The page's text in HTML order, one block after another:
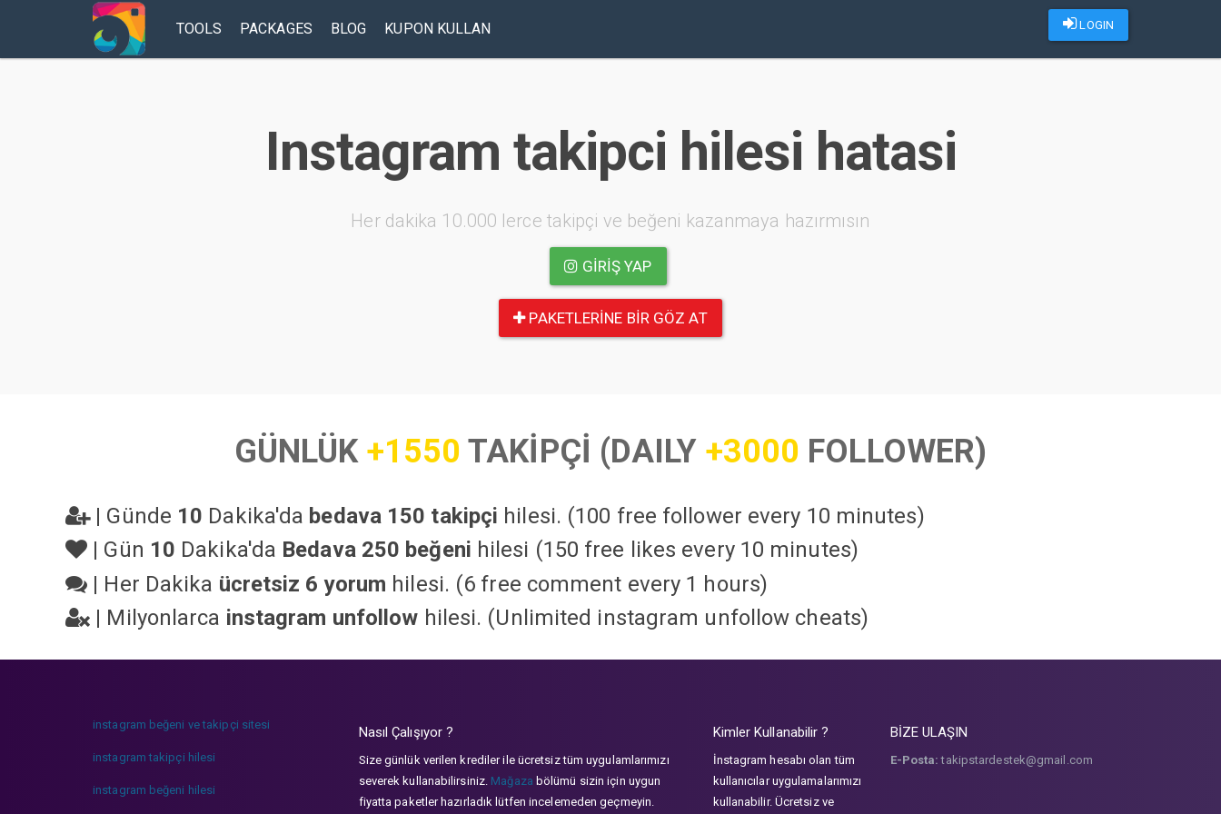
LOGIN
TOOLS PACKAGES BLOG KUPON KULLAN
Instagram takipci hilesi hatasi
Her dakika 10.000 lerce takipçi ve beğeni kazanmaya hazırmısın
GIRIŞ YAP
PAKETLERINE BIR GÖZ AT
GÜNLÜK +1550 TAKİPÇİ (DAILY +3000 FOLLOWER)
| Günde 10 Dakika'da bedava 150 takipçi hilesi. (100 free follower every 10 minutes)
| Gün 10 Dakika'da Bedava 250 beğeni hilesi (150 free likes every 10 minutes)
| Her Dakika ücretsiz 6 yorum hilesi. (6 free comment every 1 hours)
| Milyonlarca instagram unfollow hilesi. (Unlimited instagram unfollow cheats)
instagram beğeni ve takipçi sitesi
instagram takipçi hilesi
instagram beğeni hilesi
Nasıl Çalışıyor ?
Size günlük verilen krediler ile ücretsiz tüm uygulamlarımızı
severek kullanabilirsiniz. Mağaza bölümü sizin için uygun
fiyatta paketler hazırladık lütfen incelemeden geçmeyin.
Kimler Kullanabilir ?
İnstagram hesabı olan tüm
kullanıcılar uygulamalarımızı
kullanabilir. Ücretsiz ve
BİZE ULAŞIN
E-Posta: takipstardestek@gmail.com